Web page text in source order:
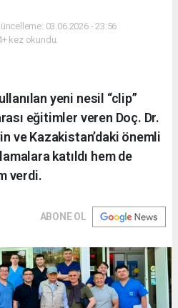
03.06.2026 - 23:56
kez okundu.
yeni nesil “clip”
eğitimler veren Doç. Dr.
ve Kazakistan’daki önemli
katıldı hem de
verdi.
ABONE OL